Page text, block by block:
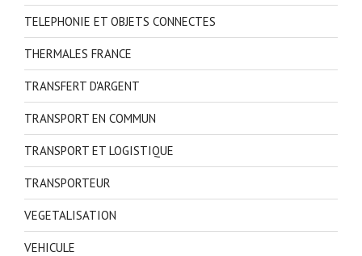
TELEPHONIE ET OBJETS CONNECTES
THERMALES FRANCE
TRANSFERT D'ARGENT
TRANSPORT EN COMMUN
TRANSPORT ET LOGISTIQUE
TRANSPORTEUR
VEGETALISATION
VEHICULE